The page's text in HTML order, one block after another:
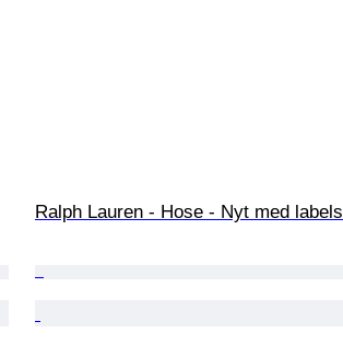
Ralph Lauren - Hose - Nyt med labels